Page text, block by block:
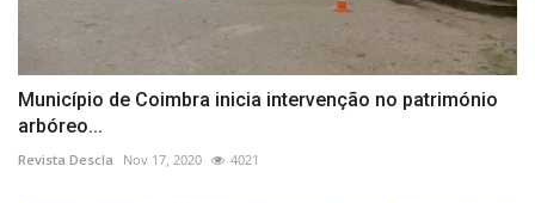
Município de Coimbra inicia intervenção no património
arbóreo...
Revista Descla Nov 17, 2020 4021